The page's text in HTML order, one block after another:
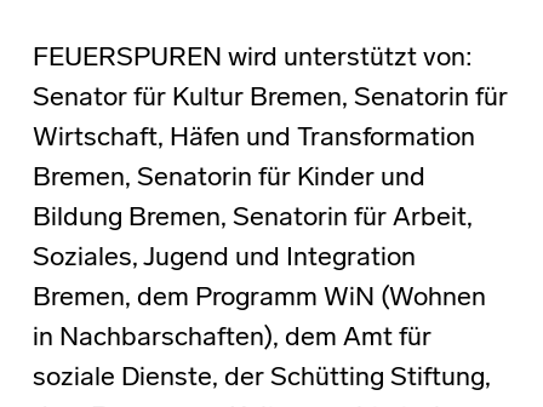
FEUERSPUREN wird unterstützt von:
Senator für Kultur Bremen, Senatorin für
Wirtschaft, Häfen und Transformation
Bremen, Senatorin für Kinder und
Bildung Bremen, Senatorin für Arbeit,
Soziales, Jugend und Integration
Bremen, dem Programm WiN (Wohnen
in Nachbarschaften), dem Amt für
soziale Dienste, der Schütting Stiftung,